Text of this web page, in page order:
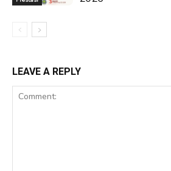
LEAVE A REPLY